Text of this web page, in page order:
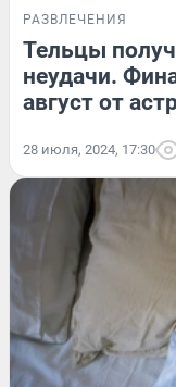
РАЗВЛЕЧЕНИЯ
Тельцы
неудачи.
август от
28 июля, 2024, 17:30